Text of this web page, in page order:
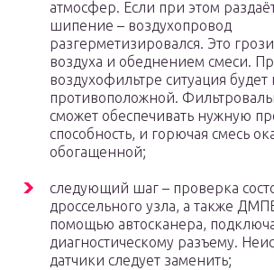
атмосфер. Если при этом
шипение – воздухопровод
разгерметизировался. Это
воздуха и обеднением смеси.
воздухофильтре ситуация будет
противоположной.
сможет обеспечивать нужную
способность, и горючая смесь
обогащенной;
следующий шаг – проверка
дроссельного узла, а также
помощью автосканера,
диагностическому разъему.
датчики следует заменить;